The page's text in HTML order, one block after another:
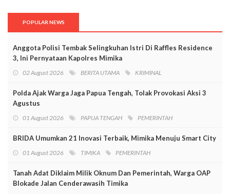
POPULAR NEWS
Anggota Polisi Tembak Selingkuhan Istri Di Raffles Residence
3, Ini Pernyataan Kapolres Mimika
02 August 2026 BERITA UTAMA KRIMINAL
Polda Ajak Warga Jaga Papua Tengah, Tolak Provokasi Aksi 3
Agustus
01 August 2026 PAPUA TENGAH PEMERINTAH
BRIDA Umumkan 21 Inovasi Terbaik, Mimika Menuju Smart City
01 August 2026 TIMIKA PEMERINTAH
Tanah Adat Diklaim Milik Oknum Dan Pemerintah, Warga OAP
Blokade Jalan Cenderawasih Timika